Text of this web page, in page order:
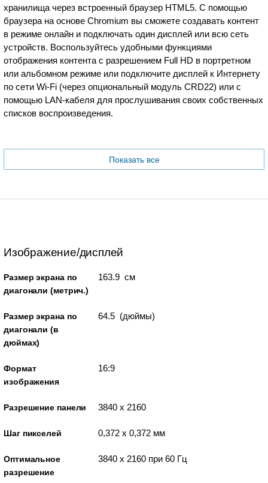
хранилища через встроенный браузер HTML5. С помощью
браузера на основе Chromium вы сможете создавать контент
в режиме онлайн и подключать один дисплей или всю сеть
устройств. Воспользуйтесь удобными функциями
отображения контента с разрешением Full HD в портретном
или альбомном режиме или подключите дисплей к Интернету
по сети Wi-Fi (через опциональный модуль CRD22) или с
помощью LAN-кабеля для прослушивания своих собственных
списков воспроизведения.
Показать все
Изображение/дисплей
Размер экрана по
диагонали (метрич.)
163.9 см
Размер экрана по
диагонали (в
дюймах)
64.5 (дюймы)
Формат
изображения
16:9
Разрешение панели 3840 x 2160
Шаг пикселей 0,372 x 0,372 мм
Оптимальное
разрешение
3840 x 2160 при 60 Гц